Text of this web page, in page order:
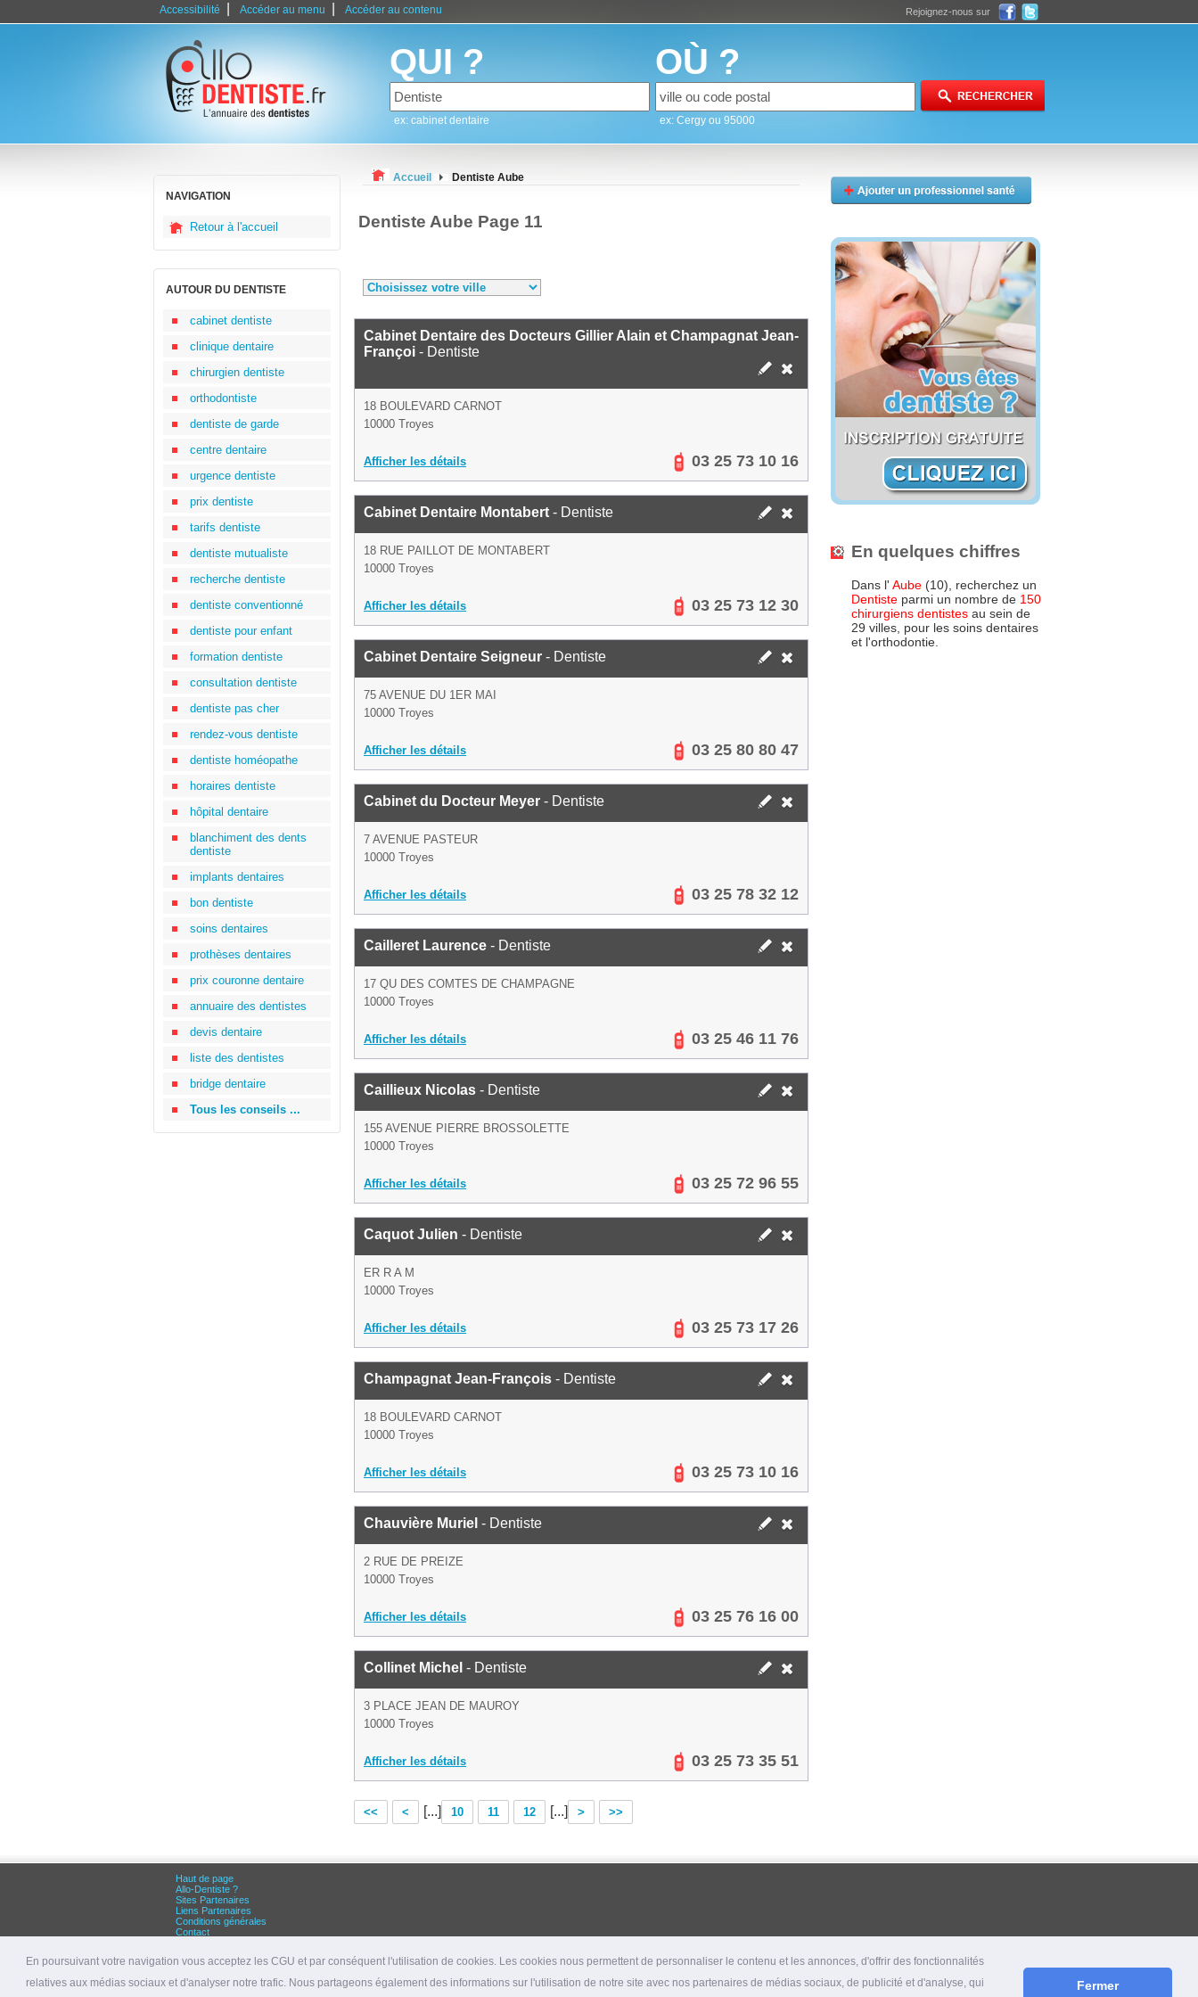
En poursuivant votre navigation vous acceptez les CGU et par conséquent l'utilisation de cookies. Les cookies nous permettent de personnaliser le contenu et les annonces, d'offrir des fonctionnalités
relatives aux médias sociaux et d'analyser notre trafic. Nous partageons également des informations sur l'utilisation de notre site avec nos partenaires de médias sociaux, de publicité et d'analyse, qui
Fermer
Accessibilité Accéder au menu Accéder au contenu Rejoignez-nous sur
QUI ?
ex: cabinet dentaire
OÙ ?
ex: Cergy ou 95000
NAVIGATION
Retour à l'accueil
AUTOUR DU DENTISTE
cabinet dentiste
clinique dentaire
chirurgien dentiste
orthodontiste
dentiste de garde
centre dentaire
urgence dentiste
prix dentiste
tarifs dentiste
dentiste mutualiste
recherche dentiste
dentiste conventionné
dentiste pour enfant
formation dentiste
consultation dentiste
dentiste pas cher
rendez-vous dentiste
dentiste homéopathe
horaires dentiste
hôpital dentaire
blanchiment des dents
dentiste
implants dentaires
bon dentiste
soins dentaires
prothèses dentaires
prix couronne dentaire
annuaire des dentistes
devis dentaire
liste des dentistes
bridge dentaire
Tous les conseils ...
Accueil Dentiste Aube
Dentiste Aube Page 11
Cabinet Dentaire des Docteurs Gillier Alain et Champagnat Jean-
Françoi - Dentiste
18 BOULEVARD CARNOT
10000 Troyes
Afficher les détails 03 25 73 10 16
Cabinet Dentaire Montabert - Dentiste
18 RUE PAILLOT DE MONTABERT
10000 Troyes
Afficher les détails 03 25 73 12 30
Cabinet Dentaire Seigneur - Dentiste
75 AVENUE DU 1ER MAI
10000 Troyes
Afficher les détails 03 25 80 80 47
Cabinet du Docteur Meyer - Dentiste
7 AVENUE PASTEUR
10000 Troyes
Afficher les détails 03 25 78 32 12
Cailleret Laurence - Dentiste
17 QU DES COMTES DE CHAMPAGNE
10000 Troyes
Afficher les détails 03 25 46 11 76
Caillieux Nicolas - Dentiste
155 AVENUE PIERRE BROSSOLETTE
10000 Troyes
Afficher les détails 03 25 72 96 55
Caquot Julien - Dentiste
ER R A M
10000 Troyes
Afficher les détails 03 25 73 17 26
Champagnat Jean-François - Dentiste
18 BOULEVARD CARNOT
10000 Troyes
Afficher les détails 03 25 73 10 16
Chauvière Muriel - Dentiste
2 RUE DE PREIZE
10000 Troyes
Afficher les détails 03 25 76 16 00
Collinet Michel - Dentiste
3 PLACE JEAN DE MAUROY
10000 Troyes
Afficher les détails 03 25 73 35 51
<< < [...] 10 11 12 [...] > >>
En quelques chiffres
Dans l' Aube (10), recherchez un
Dentiste parmi un nombre de 150
chirurgiens dentistes au sein de
29 villes, pour les soins dentaires
et l'orthodontie.
Haut de page
Allo-Dentiste ?
Sites Partenaires
Liens Partenaires
Conditions générales
Contact
Dentiste Lyon